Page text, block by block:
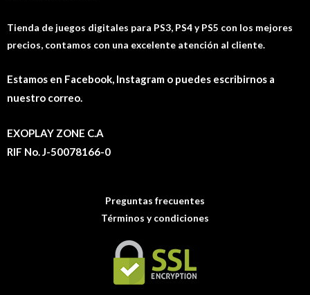
Tienda de juegos digitales para PS3, PS4 y PS5 con los mejores
precios, contamos con una excelente atención al cliente.
Estamos en Facebook, Instagram o puedes escribirnos a
nuestro correo.
EXOPLAY ZONE C.A
RIF No. J-50078166-0
Preguntas frecuentes
Términos y condiciones